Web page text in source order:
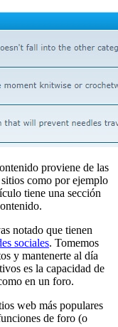
proviene de las
como por ejemplo
tiene una sección
notado que tienen
sociales. Tomemos
y mantenerte al día
es la capacidad de
en un foro.
web más populares
de foro (o